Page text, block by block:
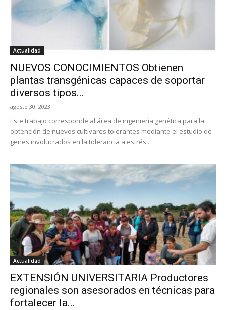
Actualidad
NUEVOS CONOCIMIENTOS Obtienen
plantas transgénicas capaces de soportar
diversos tipos...
agosto 30, 2023
Este trabajo corresponde al área de ingeniería genética para la
obtención de nuevos cultivares tolerantes mediante el estudio de
genes involucrados en la tolerancia a estrés...
Actualidad
EXTENSIÓN UNIVERSITARIA Productores
regionales son asesorados en técnicas para
fortalecer la...